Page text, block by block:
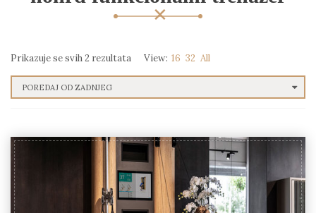
Prikazuje se svih 2 rezultata View: 16 32 All